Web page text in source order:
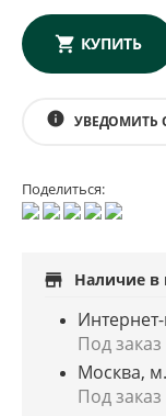
КУПИТЬ
info УВЕДОМИТЬ
Поделиться:
store Наличие в
Под заказ
Москва,
Под заказ